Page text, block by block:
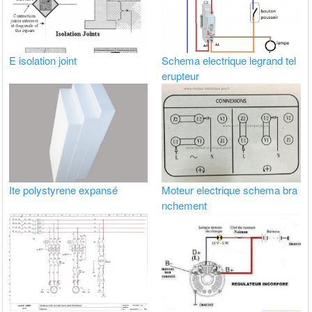
E isolation joint
Schema electrique legrand tel
erupteur
Ite polystyrene expansé
Moteur electrique schema bra
nchement